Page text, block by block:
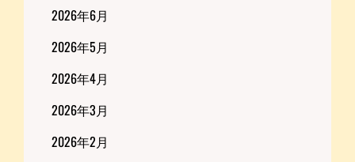
2026年6月
2026年5月
2026年4月
2026年3月
2026年2月